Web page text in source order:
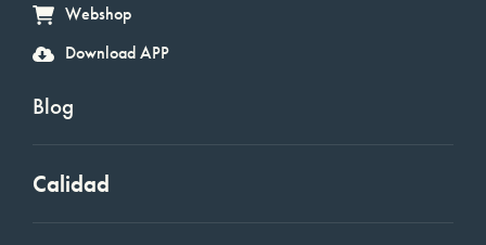
Webshop
Download APP
Blog
Calidad